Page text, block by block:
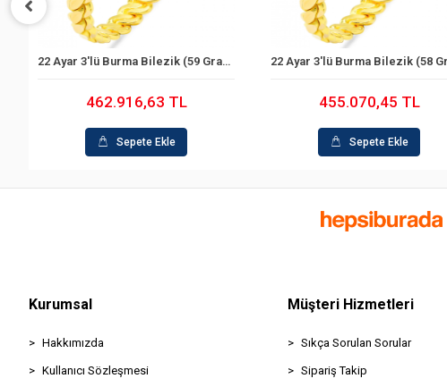
Sepete Ekle
22 Ayar 3'lü Burma Bilezik (59 Gram)
462.916,63 TL
Sepete Ekle
Sepete Ekle
455.070,45 TL
Sepete Ekle
Kurumsal
Hakkımızda
Kullanıcı Sözleşmesi
Müşteri Hizmetleri
Sıkça Sorulan Sorular
Sipariş Takip